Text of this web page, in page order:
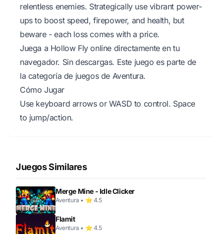
relentless enemies. Strategically use vibrant power-
ups to boost speed, firepower, and health, but
beware - each loss comes with a price.
Juega a Hollow Fly online directamente en tu
navegador. Sin descargas. Este juego es parte de
la categoría de juegos de Aventura.
Cómo Jugar
Use keyboard arrows or WASD to control. Space
to jump/action.
Juegos Similares
Merge Mine - Idle Clicker
Aventura • ⭐ 4.5
Flamit
Aventura • ⭐ 4.5